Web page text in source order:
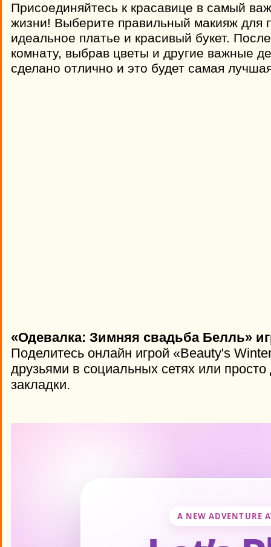
Присоединяйтесь к красавице в самый
жизни! Выберите правильный макияж для
идеальное платье и красивый букет.
комнату, выбрав цветы и другие важные
сделано отлично и это будет самая
«Одевалка: Зимняя свадьба Белль»
Поделитесь онлайн игрой «Beauty's
друзьями в социальных сетях или просто
закладки.